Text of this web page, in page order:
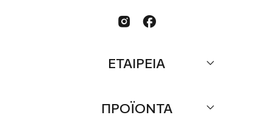
 
ΕΤΑΙΡΕΙΑ
Επικοινωνία
ΠΡΟΪΟΝΤΑ